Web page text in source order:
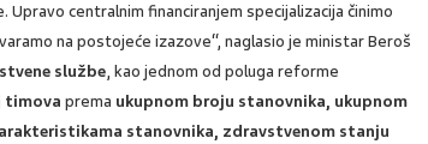
centralnim financiranjem specijalizacija činimo
na postojeće izazove“, naglasio je ministar Beroš
službe, kao jednom od poluga reforme
timova prema ukupnom broju stanovnika, ukupnom
stanovnika, zdravstvenom stanju